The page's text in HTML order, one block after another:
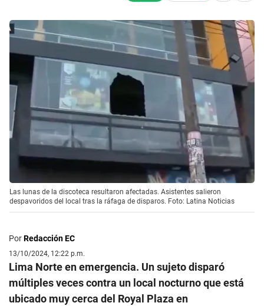
Las lunas de la discoteca resultaron afectadas. Asistentes salieron
despavoridos del local tras la ráfaga de disparos. Foto: Latina Noticias
PorRedacción EC
13/10/2024, 12:22 p.m.
Lima Norte en emergencia. Un sujeto disparó
múltiples veces contra un local nocturno que está
ubicado muy cerca del Royal Plaza en